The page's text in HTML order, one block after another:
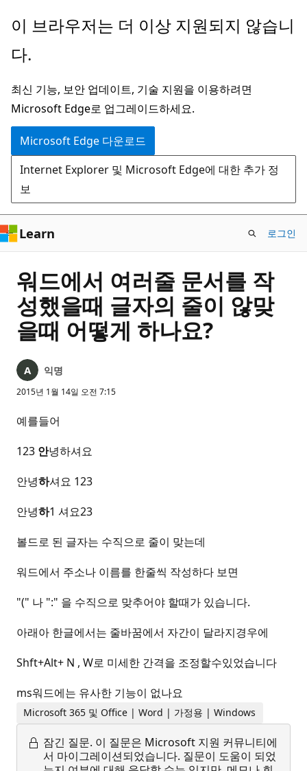
주
콘
츠
로
건
너
뛰
기
이 브라우저는 더 이상 지원되지 않습니
다.
최신 기능, 보안 업데이트, 기술 지원을 이용하려면
Microsoft Edge로 업그레이드하세요.
Microsoft Edge 다운로드
Internet Explorer 및 Microsoft Edge에 대한 추가 정
보
Learn 로그인
워드에서 여러줄 문서를 작
성했을때 글자의 줄이 않맞
을때 어떻게 하나요?
익명
2015년 1월 14일 오전 7:15
예를들어
123 안녕하셔요
안녕하셔요 123
안녕하1 셔요23
볼드로 된 글자는 수직으로 줄이 맞는데
워드에서 주소나 이름를 한줄씩 작성하다 보면
"(" 나 ":" 을 수직으로 맞추어야 할때가 있습니다.
아래아 한글에서는 줄바꿈에서 자간이 달라지경우에
Shft+Alt+ N , W로 미세한 간격을 조정할수있었습니다
ms워드에는 유사한 기능이 없나요
Microsoft 365 및 Office | Word | 가정용 | Windows
잠긴 질문. 이 질문은 Microsoft 지원 커뮤니티에
서 마이그레이션되었습니다. 질문이 도움이 되었